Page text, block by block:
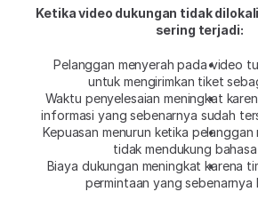
Ketika video dukungan tidak
sering terjadi:
Pelanggan menyerah pada video
untuk mengirimkan tiket
Waktu penyelesaian meningkat
informasi yang sebenarnya sudah
Kepuasan menurun ketika pelanggan
tidak mendukung
Biaya dukungan meningkat karena
permintaan yang sebenarnya